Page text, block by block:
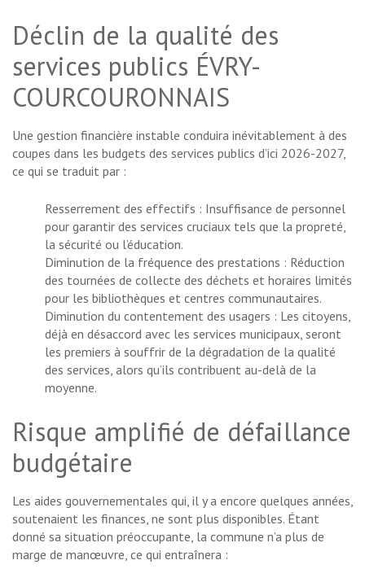
Déclin de la qualité des
services publics ÉVRY-
COURCOURONNAIS
Une gestion financière instable conduira inévitablement à des
coupes dans les budgets des services publics d’ici 2026-2027,
ce qui se traduit par :
Resserrement des effectifs : Insuffisance de personnel
pour garantir des services cruciaux tels que la propreté,
la sécurité ou l’éducation.
Diminution de la fréquence des prestations : Réduction
des tournées de collecte des déchets et horaires limités
pour les bibliothèques et centres communautaires.
Diminution du contentement des usagers : Les citoyens,
déjà en désaccord avec les services municipaux, seront
les premiers à souffrir de la dégradation de la qualité
des services, alors qu’ils contribuent au-delà de la
moyenne.
Risque amplifié de défaillance
budgétaire
Les aides gouvernementales qui, il y a encore quelques années,
soutenaient les finances, ne sont plus disponibles. Étant
donné sa situation préoccupante, la commune n’a plus de
marge de manœuvre, ce qui entraînera :